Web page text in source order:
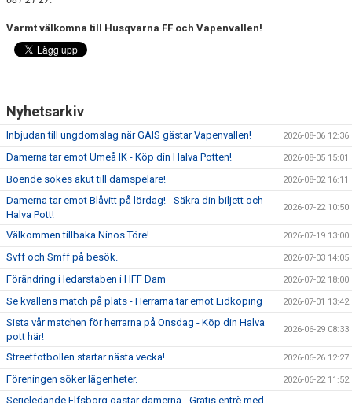
Varmt välkomna till Husqvarna FF och Vapenvallen!
Nyhetsarkiv
Inbjudan till ungdomslag när GAIS gästar Vapenvallen! 2026-08-06 12:36
Damerna tar emot Umeå IK - Köp din Halva Potten! 2026-08-05 15:01
Boende sökes akut till damspelare! 2026-08-02 16:11
Damerna tar emot Blåvitt på lördag! - Säkra din biljett och
Halva Pott!
2026-07-22 10:50
Välkommen tillbaka Ninos Töre! 2026-07-19 13:00
Svff och Smff på besök. 2026-07-03 14:05
Förändring i ledarstaben i HFF Dam 2026-07-02 18:00
Se kvällens match på plats - Herrarna tar emot Lidköping 2026-07-01 13:42
Sista vår matchen för herrarna på Onsdag - Köp din Halva
pott här!
2026-06-29 08:33
Streetfotbollen startar nästa vecka! 2026-06-26 12:27
Föreningen söker lägenheter. 2026-06-22 11:52
Serieledande Elfsborg gästar damerna - Gratis entrè med